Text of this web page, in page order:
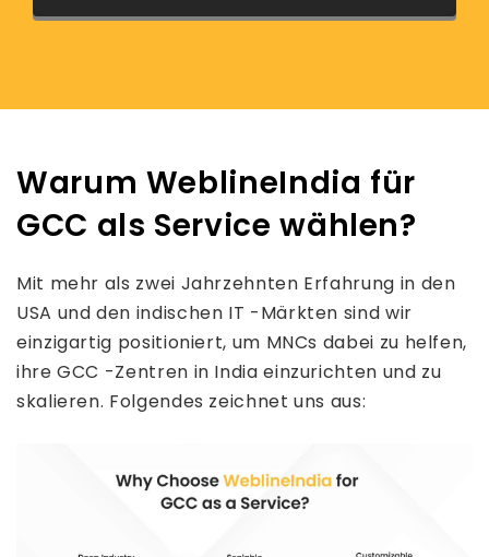
Warum WeblineIndia für
GCC als Service wählen?
Mit mehr als zwei Jahrzehnten Erfahrung in den
USA und den indischen IT -Märkten sind wir
einzigartig positioniert, um MNCs dabei zu helfen,
ihre GCC -Zentren in India einzurichten und zu
skalieren. Folgendes zeichnet uns aus: